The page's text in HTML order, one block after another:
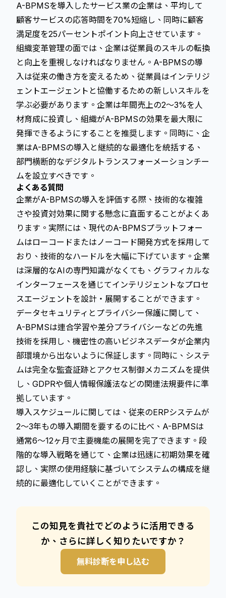
A-BPMSを導入したサービス業の企業は、平均して
顧客サービスの応答時間を70%短縮し、同時に顧客
満足度を25パーセントポイント向上させています。
組織変革管理の面では、企業は従業員のスキルの転換
と向上を重視しなければなりません。A-BPMSの導
入は従来の働き方を変えるため、従業員はインテリジ
ェントエージェントと協働するための新しいスキルを
学ぶ必要があります。企業は年間売上の2～3%を人
材育成に投資し、組織がA-BPMSの効果を最大限に
発揮できるようにすることを推奨します。同時に、企
業はA-BPMSの導入と継続的な最適化を統括する、
部門横断的なデジタルトランスフォーメーションチー
ムを設立すべきです。
よくある質問
企業がA-BPMSの導入を評価する際、技術的な複雑
さや投資対効果に関する懸念に直面することがよくあ
ります。実際には、現代のA-BPMSプラットフォー
ムはローコードまたはノーコード開発方式を採用して
おり、技術的なハードルを大幅に下げています。企業
は深層的なAIの専門知識がなくても、グラフィカルな
インターフェースを通じてインテリジェントなプロセ
スエージェントを設計・展開することができます。
データセキュリティとプライバシー保護に関して、
A-BPMSは連合学習や差分プライバシーなどの先進
技術を採用し、機密性の高いビジネスデータが企業内
部環境から出ないように保証します。同時に、システ
ムは完全な監査証跡とアクセス制御メカニズムを提供
し、GDPRや個人情報保護法などの関連法規要件に準
拠しています。
導入スケジュールに関しては、従来のERPシステムが
2～3年もの導入期間を要するのに比べ、A-BPMSは
通常6～12ヶ月で主要機能の展開を完了できます。段
階的な導入戦略を通じて、企業は迅速に初期効果を確
認し、実際の使用経験に基づいてシステムの構成を継
続的に最適化していくことができます。
この知見を貴社でどのように活用できる
か、さらに詳しく知りたいですか？
無料診断を申し込む